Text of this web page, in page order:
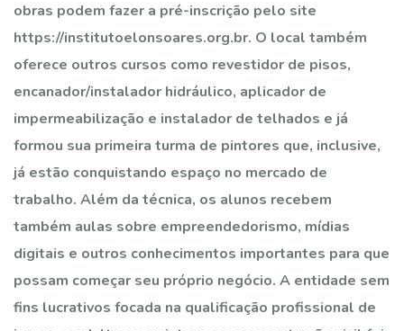
obras podem fazer a pré-inscrição pelo site
https://institutoelonsoares.org.br. O local também
oferece outros cursos como revestidor de pisos,
encanador/instalador hidráulico, aplicador de
impermeabilização e instalador de telhados e já
formou sua primeira turma de pintores que, inclusive,
já estão conquistando espaço no mercado de
trabalho. Além da técnica, os alunos recebem
também aulas sobre empreendedorismo, mídias
digitais e outros conhecimentos importantes para que
possam começar seu próprio negócio. A entidade sem
fins lucrativos focada na qualificação profissional de